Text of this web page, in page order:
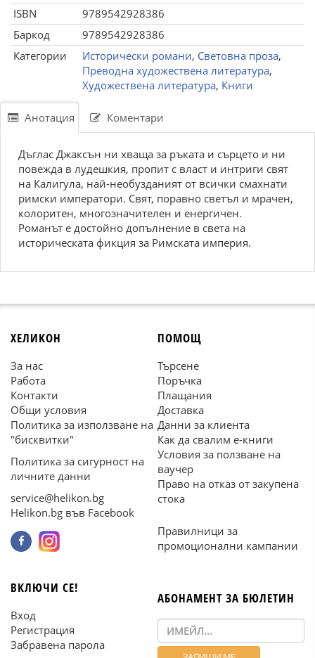
ISBN
9789542928386
Баркод
9789542928386
Категории
Исторически романи, Световна проза,
Преводна художествена литература,
Художествена литература, Книги
Анотация Коментари
Дъглас Джаксън ни хваща за ръката и сърцето и ни
повежда в лудешкия, пропит с власт и интриги свят
на Калигула, най-необузданият от всички смахнати
римски императори. Свят, поравно светъл и мрачен,
колоритен, многозначителен и енергичен.
Романът е достойно допълнение в света на
историческата фикция за Римската империя.
ХЕЛИКОН
За нас
Работа
Контакти
Общи условия
Политика за използване на
"бисквитки"
Политика за сигурност на
личните данни
service@helikon.bg
Helikon.bg във Facebook
ПОМОЩ
Търсене
Поръчка
Плащания
Доставка
Данни за клиента
Как да свалим е-книги
Условия за ползване на
ваучер
Право на отказ от закупена
стока
Правилници за
промоционални кампании
ВКЛЮЧИ СЕ!
Вход
Регистрация
Забравена парола
АБОНАМЕНТ ЗА БЮЛЕТИН